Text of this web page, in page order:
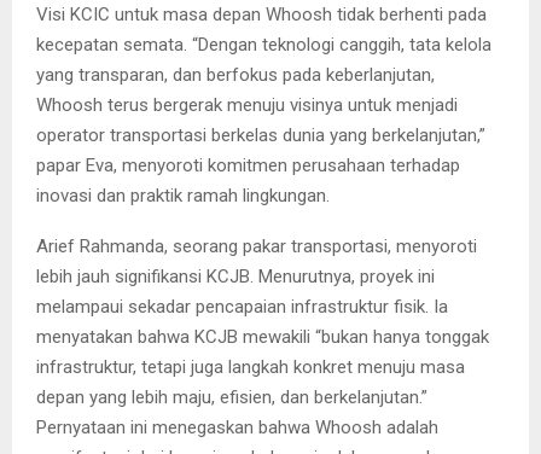
Visi KCIC untuk masa depan Whoosh tidak berhenti pada
kecepatan semata. “Dengan teknologi canggih, tata kelola
yang transparan, dan berfokus pada keberlanjutan,
Whoosh terus bergerak menuju visinya untuk menjadi
operator transportasi berkelas dunia yang berkelanjutan,”
papar Eva, menyoroti komitmen perusahaan terhadap
inovasi dan praktik ramah lingkungan.
Arief Rahmanda, seorang pakar transportasi, menyoroti
lebih jauh signifikansi KCJB. Menurutnya, proyek ini
melampaui sekadar pencapaian infrastruktur fisik. Ia
menyatakan bahwa KCJB mewakili “bukan hanya tonggak
infrastruktur, tetapi juga langkah konkret menuju masa
depan yang lebih maju, efisien, dan berkelanjutan.”
Pernyataan ini menegaskan bahwa Whoosh adalah